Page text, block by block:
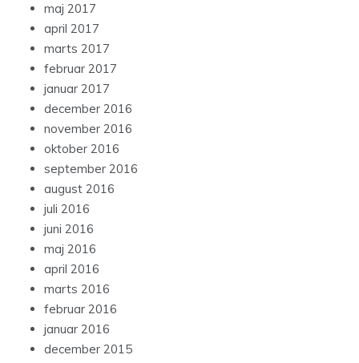
maj 2017
april 2017
marts 2017
februar 2017
januar 2017
december 2016
november 2016
oktober 2016
september 2016
august 2016
juli 2016
juni 2016
maj 2016
april 2016
marts 2016
februar 2016
januar 2016
december 2015